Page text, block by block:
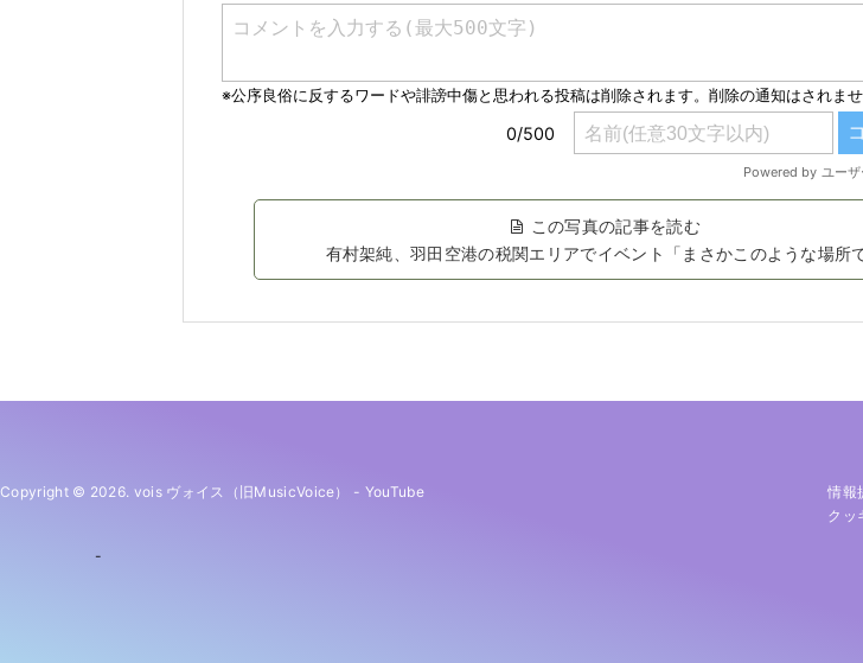
この写真の記事を読む
有村架純、羽田空港の税関エリアでイベント「まさかこのような場所で
Copyright © 2026. vois ヴォイス（旧MusicVoice） - YouTube 情報
クッ
-